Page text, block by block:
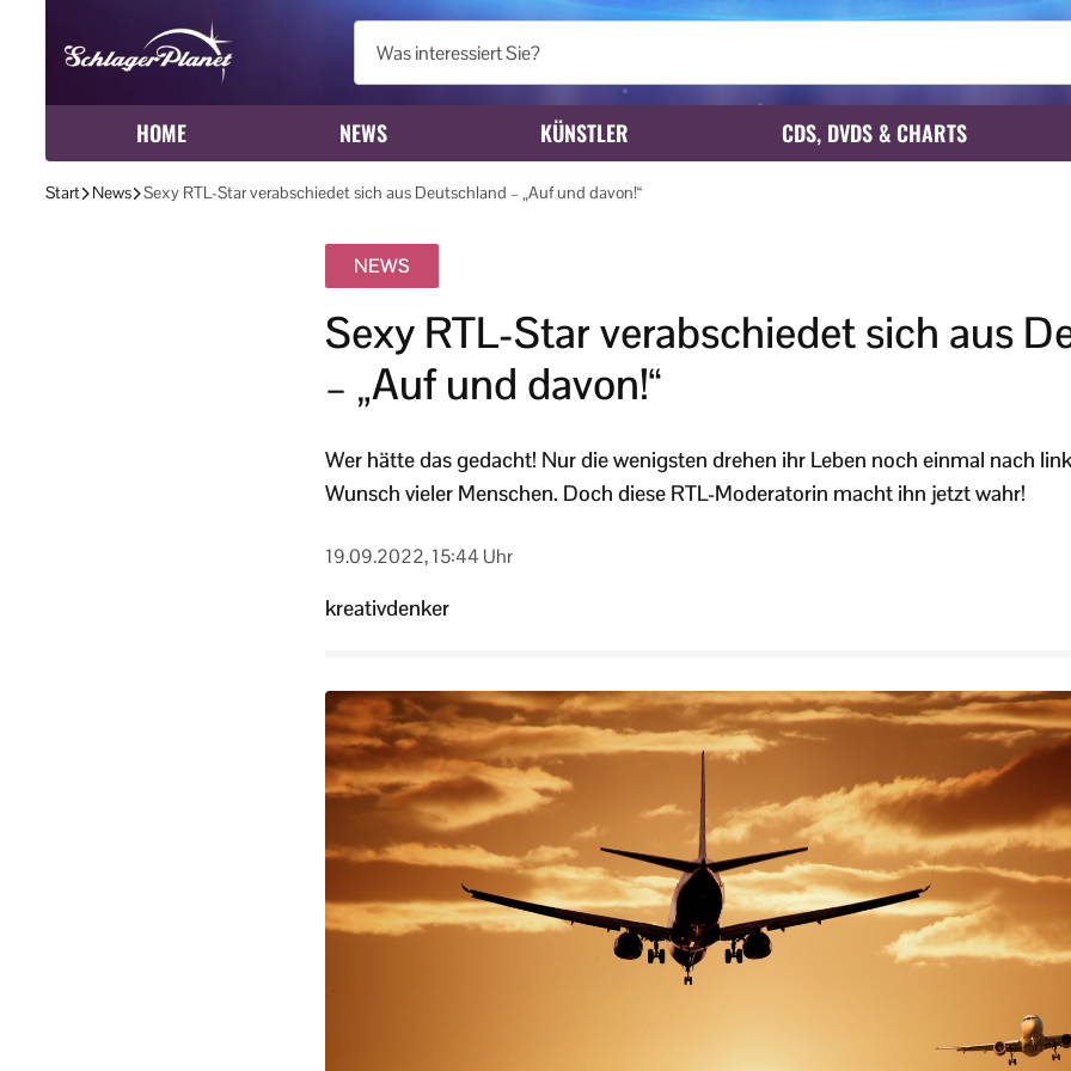
HOME NEWS KÜNSTLER CDS, DVDS & CHARTS
Start News Sexy RTL-Star verabschiedet sich aus Deutschland – „Auf und davon!“
NEWS
Sexy RTL-Star verabschiedet sich aus
– „Auf und davon!“
Wer hätte das gedacht! Nur die wenigsten drehen ihr Leben noch einmal nach
Wunsch vieler Menschen. Doch diese RTL-Moderatorin macht ihn jetzt wahr!
19.09.2022, 15:44 Uhr
kreativdenker